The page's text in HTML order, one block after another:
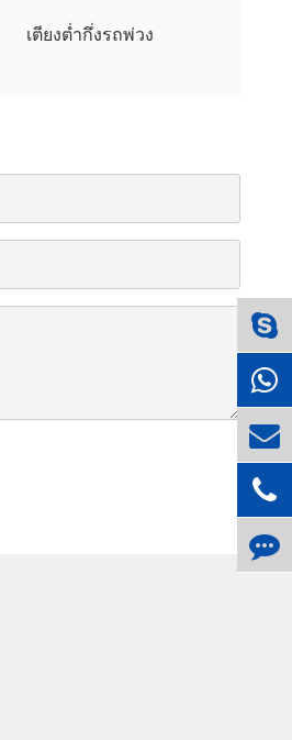
เตียงต่ำกึ่งรถพ่วง